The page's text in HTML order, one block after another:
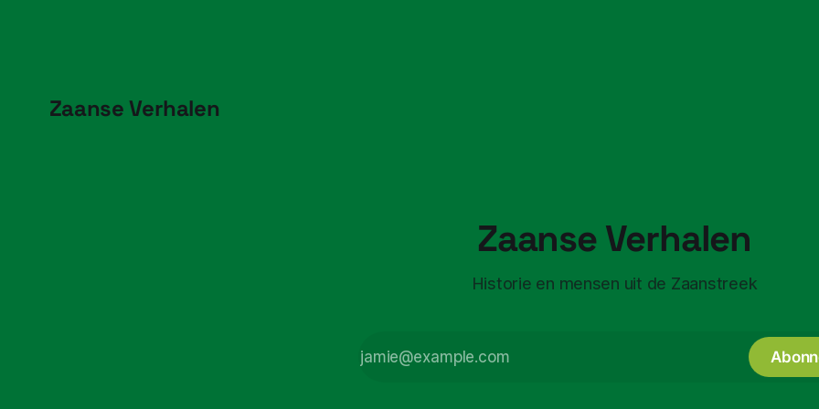
Zaanse Verhalen
Zaanse Verhalen
Historie en mensen uit de Zaanstreek